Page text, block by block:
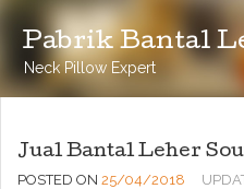
Pabrik Bantal
Neck Pillow Expert
Jual Bantal Leher
POSTED ON 25/04/2018